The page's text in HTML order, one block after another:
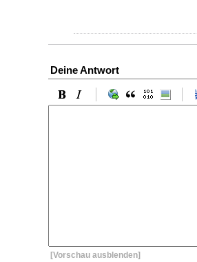
Deine Antwort
[Vorschau ausblenden]